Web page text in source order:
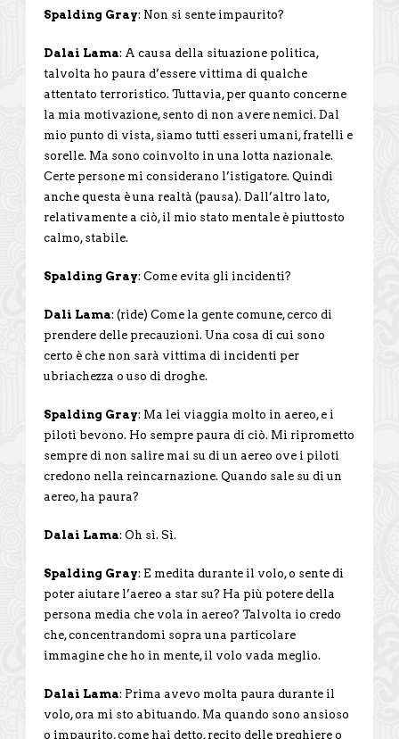
Spalding Gray: Non si sente impaurito?
Dalai Lama: A causa della situazione politica,
talvolta ho paura d’essere vittima di qualche
attentato terroristico. Tuttavia, per quanto concerne
la mia motivazione, sento di non avere nemici. Dal
mio punto di vista, siamo tutti esseri umani, fratelli e
sorelle. Ma sono coinvolto in una lotta nazionale.
Certe persone mi considerano l’istigatore. Quindi
anche questa è una realtà (pausa). Dall’altro lato,
relativamente a ciò, il mio stato mentale è piuttosto
calmo, stabile.
Spalding Gray: Come evita gli incidenti?
Dali Lama: (ride) Come la gente comune, cerco di
prendere delle precauzioni. Una cosa di cui sono
certo è che non sarà vittima di incidenti per
ubriachezza o uso di droghe.
Spalding Gray: Ma lei viaggia molto in aereo, e i
piloti bevono. Ho sempre paura di ciò. Mi riprometto
sempre di non salire mai su di un aereo ove i piloti
credono nella reincarnazione. Quando sale su di un
aereo, ha paura?
Dalai Lama: Oh sì. Sì.
Spalding Gray: E medita durante il volo, o sente di
poter aiutare l’aereo a star su? Ha più potere della
persona media che vola in aereo? Talvolta io credo
che, concentrandomi sopra una particolare
immagine che ho in mente, il volo vada meglio.
Dalai Lama: Prima avevo molta paura durante il
volo, ora mi sto abituando. Ma quando sono ansioso
o impaurito, come hai detto, recito delle preghiere o